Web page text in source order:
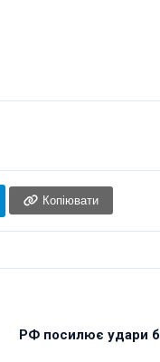
Копіювати
РФ посилює удари